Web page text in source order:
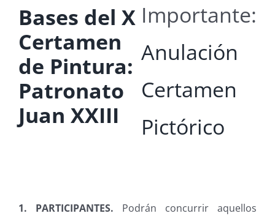
Bases del X
Certamen
de Pintura:
Patronato
Juan XXIII
Importante:
Anulación
Certamen
Pictórico
1. PARTICIPANTES. Podrán concurrir aquellos